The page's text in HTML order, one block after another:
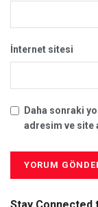
İnternet sitesi
Daha sonraki
adresim ve site